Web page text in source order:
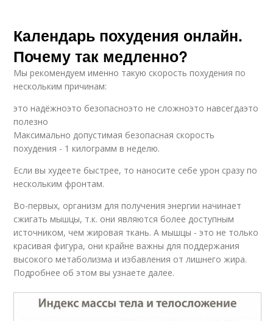
Календарь похудения онлайн.
Почему так медленно?
Мы рекомендуем именно такую скорость похудения по
нескольким причинам:
это надёжноэто безопасноэто не сложноэто навсегдаэто
полезно
Максимально допустимая безопасная скорость
похудения - 1 килограмм в неделю.
Если вы худеете быстрее, то наносите себе урон сразу по
нескольким фронтам.
Во-первых, организм для получения энергии начинает
сжигать мышцы, т.к. они являются более доступным
источником, чем жировая ткань. А мышцы - это не только
красивая фигура, они крайне важны для поддержания
высокого метаболизма и избавления от лишнего жира.
Подробнее об этом вы узнаете далее.